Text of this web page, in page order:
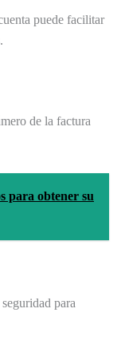
puede facilitar
de la factura
para obtener su
para